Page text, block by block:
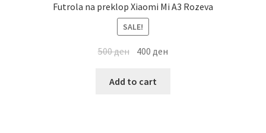
Futrola na preklop Xiaomi Mi A3 Rozeva
SALE!
500ден 400 ден
Add to cart